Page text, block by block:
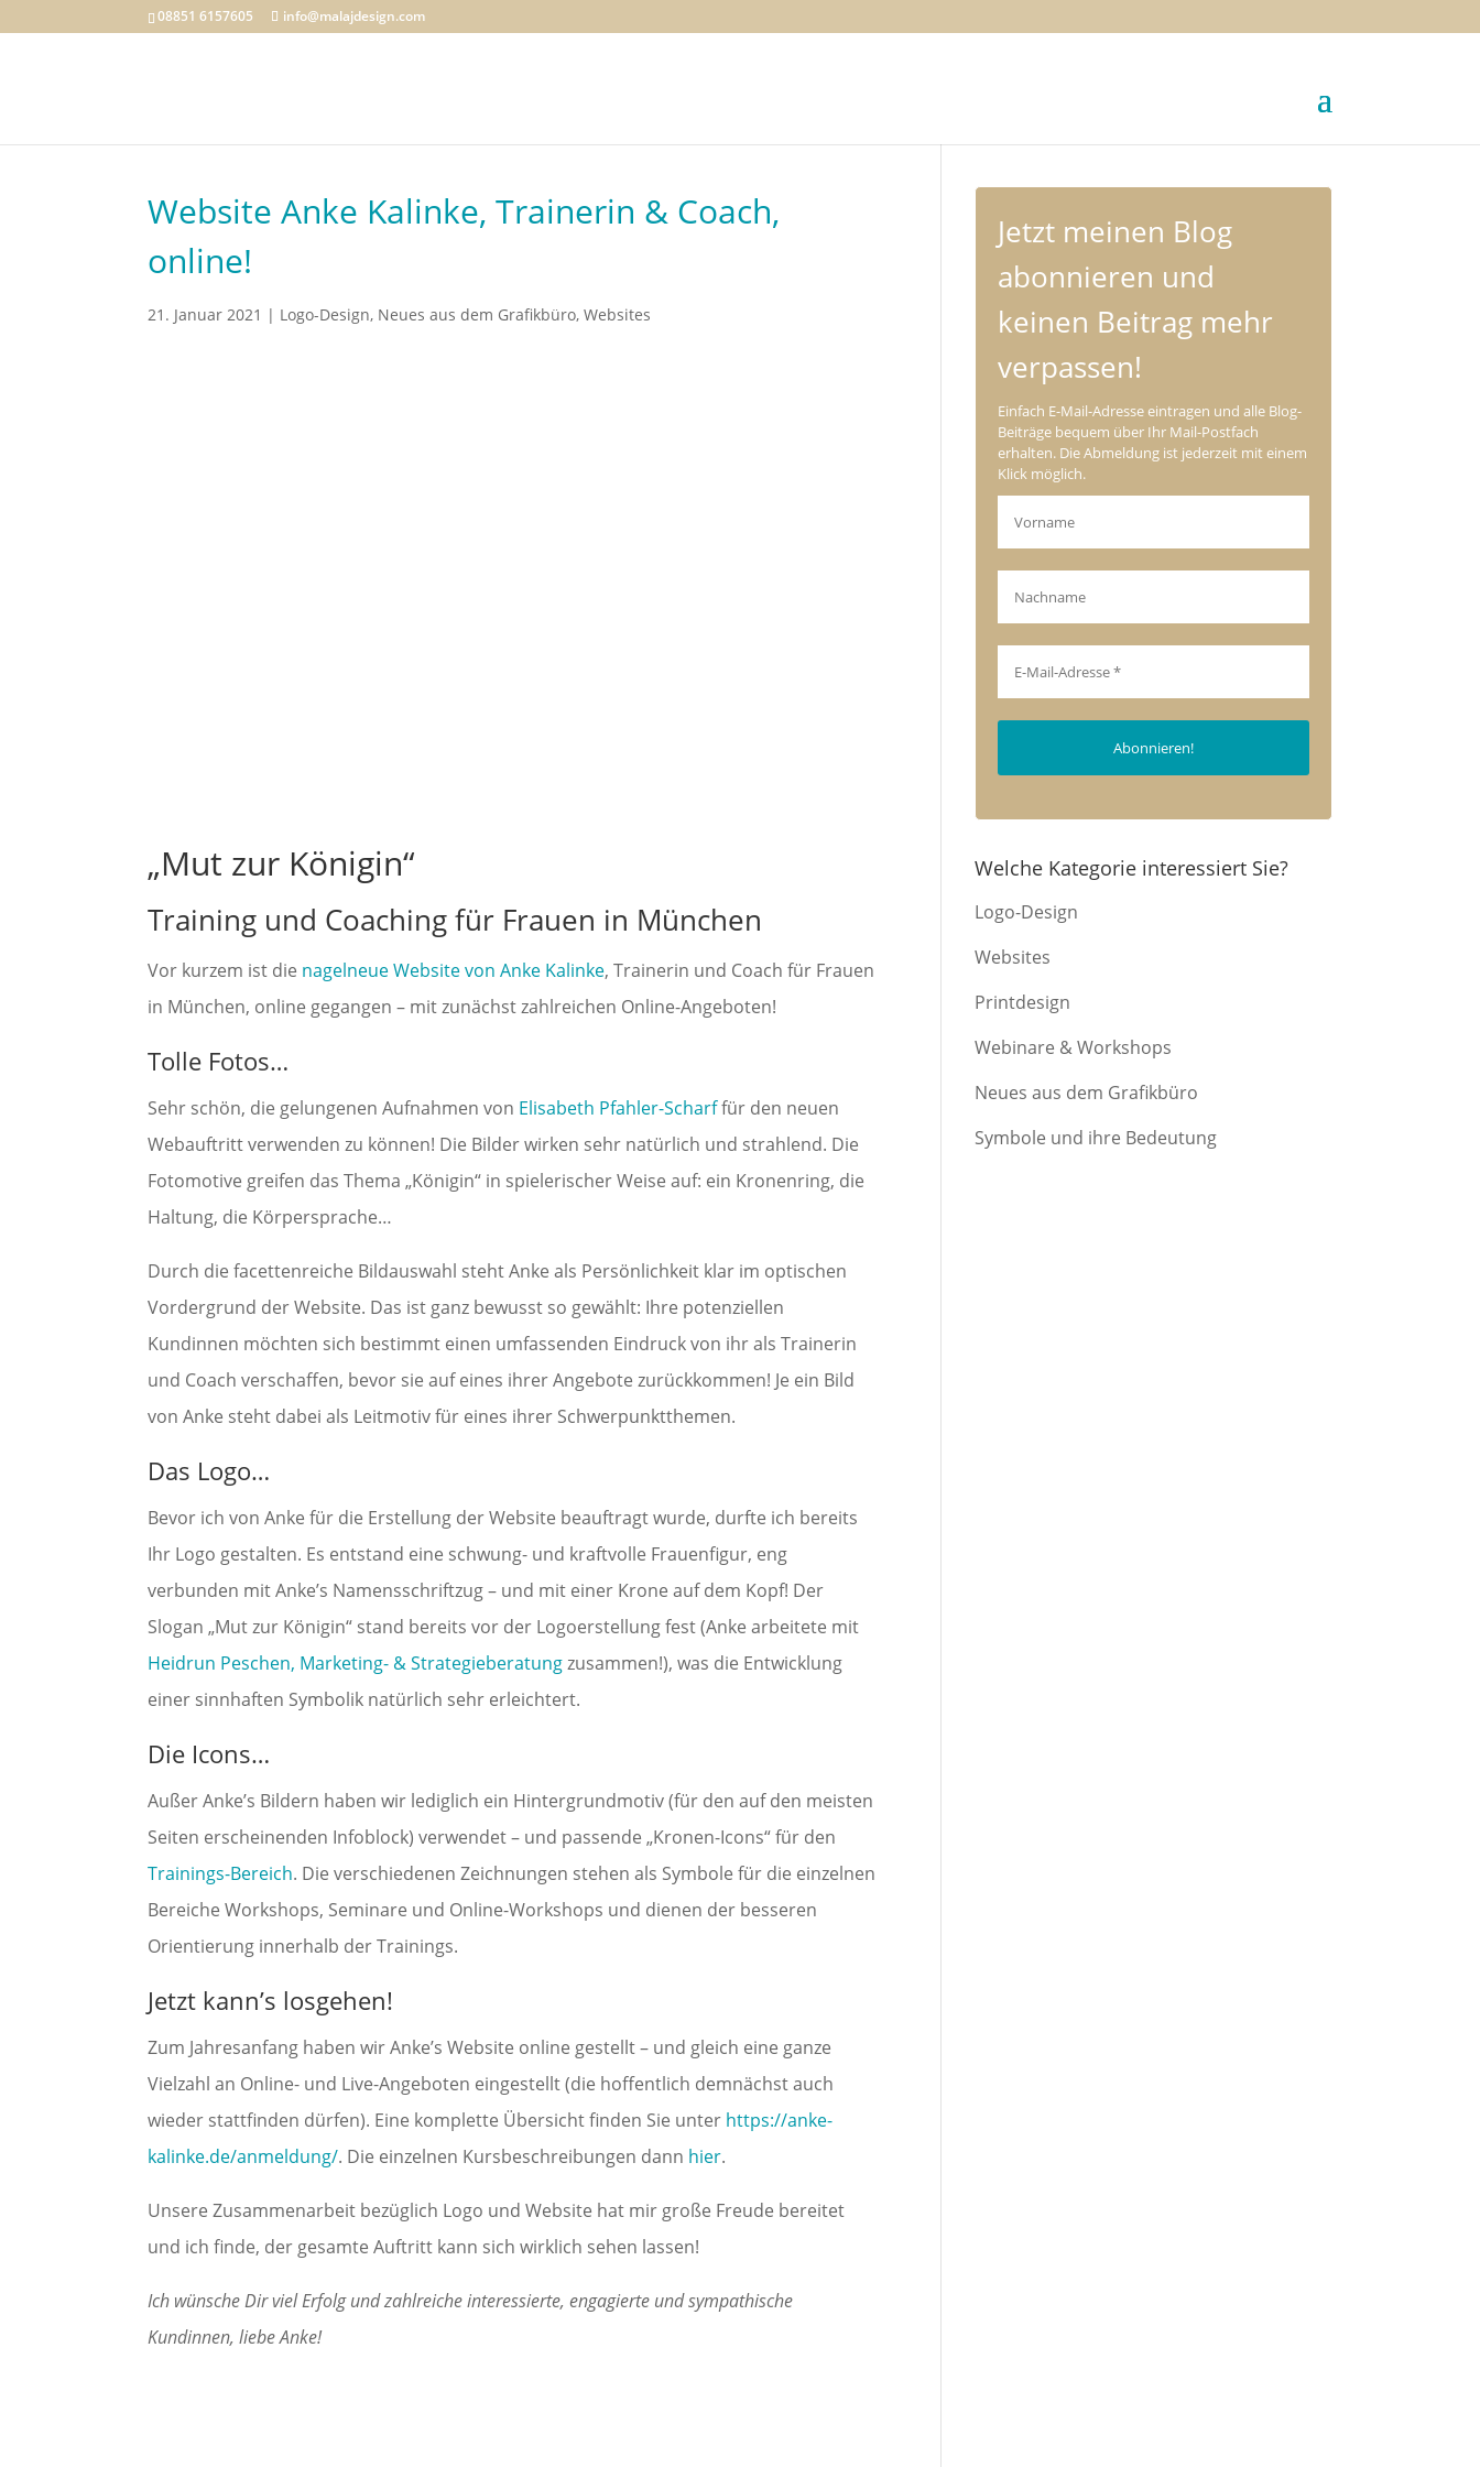
08851 6157605 info@malajdesign.com
Website Anke Kalinke, Trainerin & Coach,
online!
21. Januar 2021 | Logo-Design, Neues aus dem Grafikbüro,Websites
„Mut zur Königin“
Training und Coaching für Frauen in München
Vor kurzem ist die nagelneue Website von Anke Kalinke, Trainerin und Coach für Frauen
in München, online gegangen – mit zunächst zahlreichen Online-Angeboten!
Tolle Fotos…
Sehr schön, die gelungenen Aufnahmen von Elisabeth Pfahler-Scharffür den neuen
Webauftritt verwenden zu können! Die Bilder wirken sehr natürlich und strahlend. Die
Fotomotive greifen das Thema „Königin“ in spielerischer Weise auf: ein Kronenring, die
Haltung, die Körpersprache…
Durch die facettenreiche Bildauswahl steht Anke als Persönlichkeit klar im optischen
Vordergrund der Website. Das ist ganz bewusst so gewählt: Ihre potenziellen
Kundinnen möchten sich bestimmt einen umfassenden Eindruck von ihr als Trainerin
und Coach verschaffen, bevor sie auf eines ihrer Angebote zurückkommen! Je ein Bild
von Anke steht dabei als Leitmotiv für eines ihrer Schwerpunktthemen.
Das Logo…
Bevor ich von Anke für die Erstellung der Website beauftragt wurde, durfte ich bereits
Ihr Logo gestalten. Es entstand eine schwung- und kraftvolle Frauenfigur, eng
verbunden mit Anke’s Namensschriftzug – und mit einer Krone auf dem Kopf! Der
Slogan „Mut zur Königin“ stand bereits vor der Logoerstellung fest (Anke arbeitete mit
Heidrun Peschen, Marketing- & Strategieberatungzusammen!), was die Entwicklung
einer sinnhaften Symbolik natürlich sehr erleichtert.
Die Icons…
Außer Anke’s Bildern haben wir lediglich ein Hintergrundmotiv (für den auf den meisten
Seiten erscheinenden Infoblock) verwendet – und passende „Kronen-Icons“ für den
Trainings-Bereich. Die verschiedenen Zeichnungen stehen als Symbole für die einzelnen
Bereiche Workshops, Seminare und Online-Workshops und dienen der besseren
Orientierung innerhalb der Trainings.
Jetzt kann’s losgehen!
Zum Jahresanfang haben wir Anke’s Website online gestellt – und gleich eine ganze
Vielzahl an Online- und Live-Angeboten eingestellt (die hoffentlich demnächst auch
wieder stattfinden dürfen). Eine komplette Übersicht finden Sie unter https://anke-
kalinke.de/anmeldung/. Die einzelnen Kursbeschreibungen dann hier.
Unsere Zusammenarbeit bezüglich Logo und Website hat mir große Freude bereitet
und ich finde, der gesamte Auftritt kann sich wirklich sehen lassen!
Ich wünsche Dir viel Erfolg und zahlreiche interessierte, engagierte und sympathische
Kundinnen, liebe Anke!
Jetzt meinen Blog
abonnieren und
keinen Beitrag mehr
verpassen!
Einfach E-Mail-Adresse eintragen und alle Blog-
Beiträge bequem über Ihr Mail-Postfach
erhalten. Die Abmeldung ist jederzeit mit einem
Klick möglich.
Welche Kategorie interessiert Sie?
Logo-Design
Websites
Printdesign
Webinare & Workshops
Neues aus dem Grafikbüro
Symbole und ihre Bedeutung